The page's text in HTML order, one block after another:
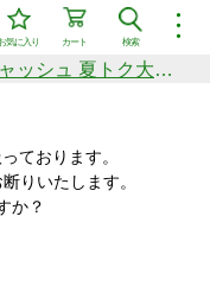
︙
検索
カート
気に入り
ーズ
セール中商品
総額50万円分が当たる！ビットキャッシュ 夏トク大感謝祭
ております。
りいたします。
か？